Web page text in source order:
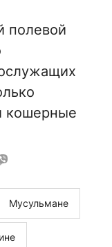
полевой
кошерные
Мусульмане